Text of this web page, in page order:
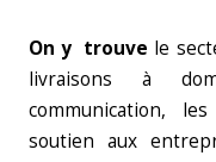
On y trouve le
livraisons à
communication,
soutien aux